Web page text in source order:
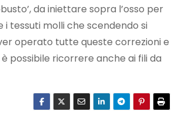
da iniettare sopra l’osso per
tessuti molli che scendendo si
operato tutte queste correzioni e
possibile ricorrere anche ai fili da